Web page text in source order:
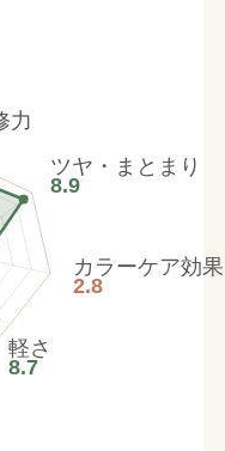
力
ツヤ・まとまり
8.9
カラーケア効果
2.8
軽さ
8.7